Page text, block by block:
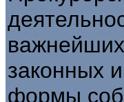
законных
формы